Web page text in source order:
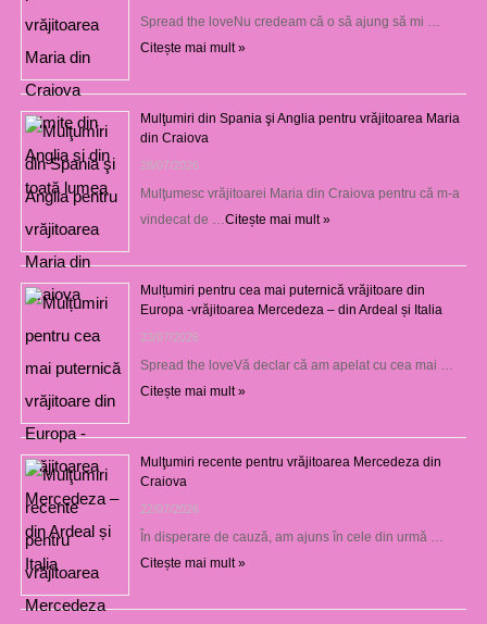
Spread the loveNu credeam că o să ajung să mi …
Citește mai mult »
Mulţumiri din Spania şi Anglia pentru vrăjitoarea Maria
din Craiova
28/07/2026
Mulţumesc vrăjitoarei Maria din Craiova pentru că m-a
vindecat de … Citește mai mult »
Mulțumiri pentru cea mai puternică vrăjitoare din
Europa -vrăjitoarea Mercedeza – din Ardeal și Italia
23/07/2026
Spread the loveVă declar că am apelat cu cea mai …
Citește mai mult »
Mulţumiri recente pentru vrăjitoarea Mercedeza din
Craiova
22/07/2026
În disperare de cauză, am ajuns în cele din urmă …
Citește mai mult »